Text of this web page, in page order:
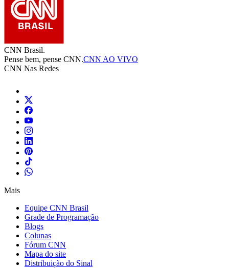
CNN Brasil.
Pense bem, pense CNN.CNN AO VIVO
CNN Nas Redes
Mais
Equipe CNN Brasil
Grade de Programação
Blogs
Colunas
Fórum CNN
Mapa do site
Distribuição do Sinal